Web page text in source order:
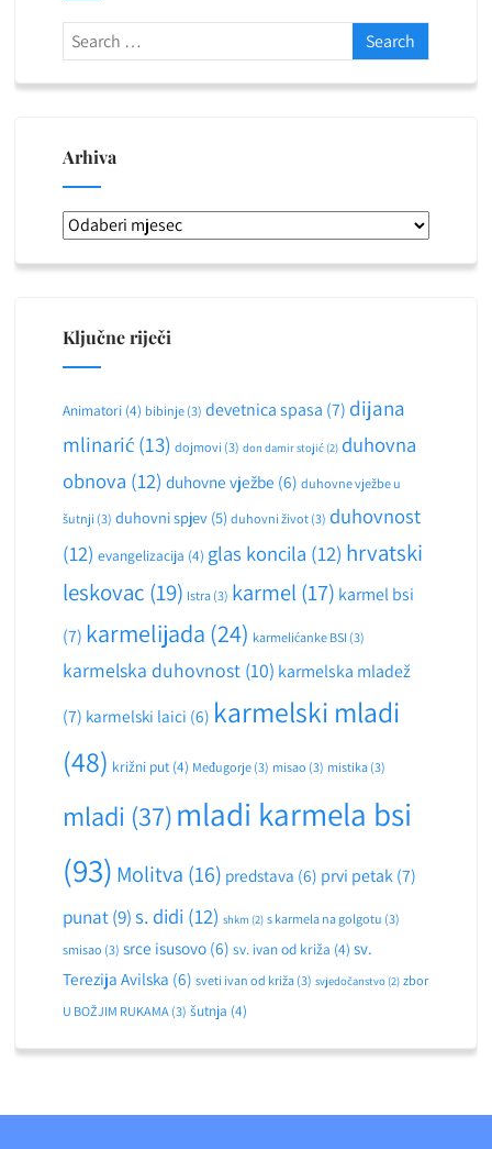
Arhiva
Arhiva
Ključne riječi
Animatori(4) bibinje(3) devetnica spasa (7) dijana
mlinarić(13) dojmovi (3) don damir stojić(2) duhovna
obnova (12) duhovne vježbe (6) duhovne vježbe u
šutnji (3) duhovni spjev(5) duhovni život(3) duhovnost
(12) evangelizacija (4) glas koncila (12) hrvatski
leskovac (19) Istra(3) karmel(17) karmel bsi
(7) karmelijada (24) karmelićanke BSI (3)
karmelska duhovnost(10) karmelska mladež
(7) karmelski laici (6) karmelski mladi
(48) križni put(4) Međugorje(3) misao (3) mistika(3)
mladi (37)mladi karmela bsi
(93) Molitva (16) predstava (6) prvi petak(7)
punat(9)s. didi (12) shkm (2) s karmela na golgotu (3)
smisao (3) srce isusovo(6) sv. ivan od križa (4) sv.
Terezija Avilska (6) sveti ivan od križa(3) svjedočanstvo(2) zbor
U BOŽJIM RUKAMA(3) šutnja (4)